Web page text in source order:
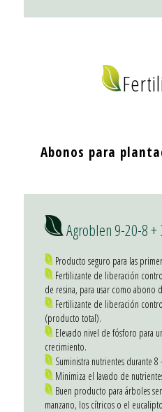
Abonos para
Agroblen 9-20-8 +
Producto seguro para las
Fertilizante de liberación
de resina, para usar como abono
Fertilizante de liberación
(producto total).
Elevado nivel de fósforo para
crecimiento.
Suministra nutrientes durante 8
Minimiza el lavado de
Buen producto para árboles
manzano, los cítricos o el